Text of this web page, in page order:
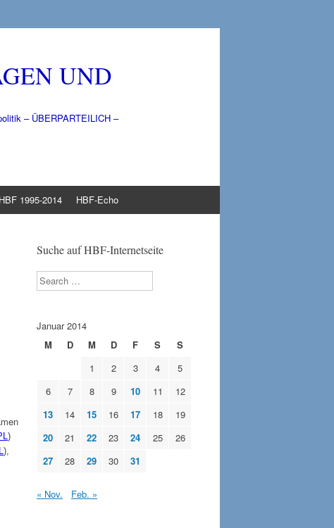
UND
– ÜBERPARTEILICH –
HBF 1995-2014 HBF-Echo
)
),
Suche auf HBF-Internetseite
Search
Januar 2014
M
D M D F S
S
1
2 3 4
5
6
7 8 9 10 11
12
13
14 15 16 17 18
19
20
21 22 23 24 25
26
27
28 29 30 31
« Nov. Feb. »